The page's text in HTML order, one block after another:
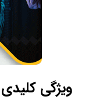
ویژگی